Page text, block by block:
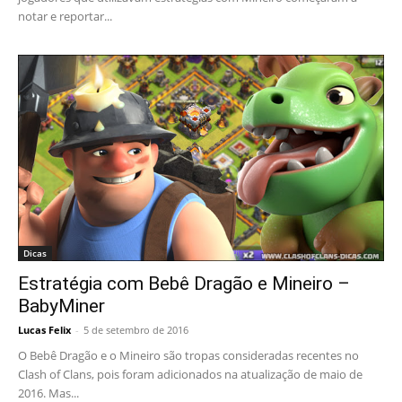
notar e reportar...
Dicas
Estratégia com Bebê Dragão e Mineiro –
BabyMiner
Lucas Felix - 5 de setembro de 2016
O Bebê Dragão e o Mineiro são tropas consideradas recentes no
Clash of Clans, pois foram adicionados na atualização de maio de
2016. Mas...